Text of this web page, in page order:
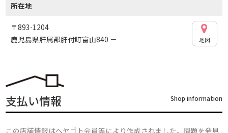
所在地
〒893-1204
鹿児島県肝属郡肝付町富山840 －
地図
支払い情報 Shop information
この店舗情報はヘヤゴト会員等により作成されました。問題を発見